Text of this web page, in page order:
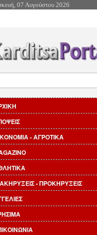
Επιστροφή στην Πλοήγηση
07 Αυγούστου 2026
- ΑΓΡΟΤΙΚΑ
- ΠΡΟΚΗΡΥΞΕΙΣ